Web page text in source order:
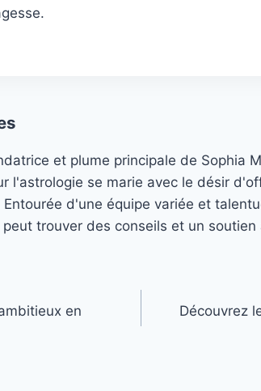
et plume principale de Sophia
l'astrologie se marie avec le désir
d'une équipe variée et
trouver des conseils et un
en
Découvrez